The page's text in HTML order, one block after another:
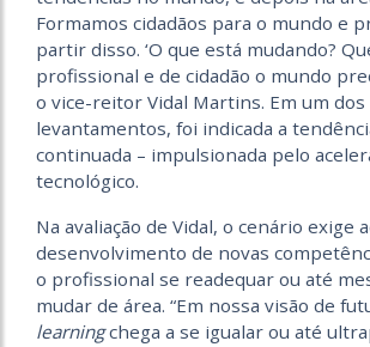
Formamos cidadãos para o mundo e
partir disso. ‘O que está mudando?
profissional e de cidadão o mundo
o vice-reitor Vidal Martins. Em um dos
levantamentos, foi indicada a
continuada – impulsionada pelo
tecnológico.
Na avaliação de Vidal, o cenário exige
desenvolvimento de novas
o profissional se readequar ou até
mudar de área. “Em nossa visão de
learningchega a se igualar ou até